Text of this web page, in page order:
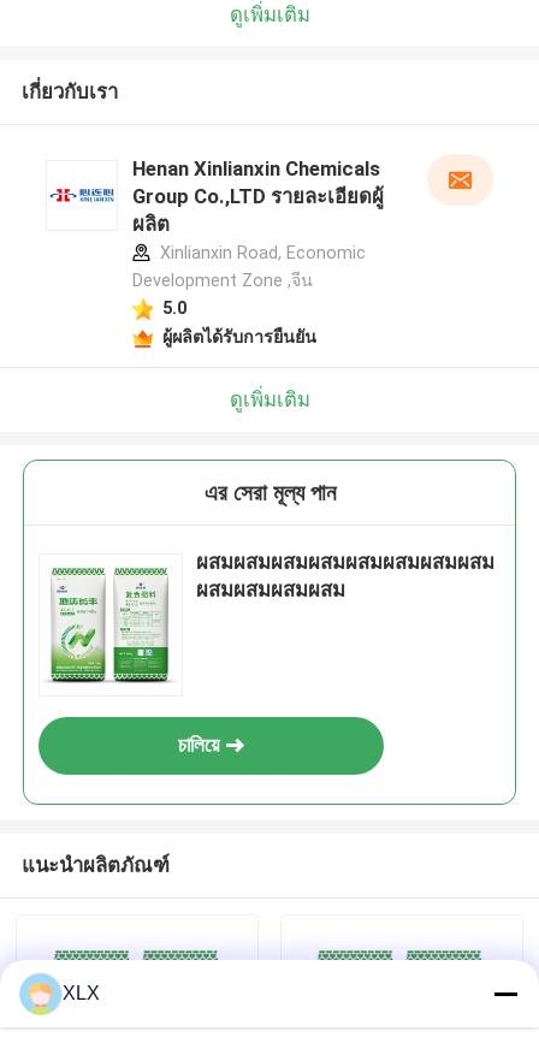
ดูเพิ่มเติม
เกี่ยวกับเรา
Henan Xinlianxin Chemicals
Group Co.,LTD รายละเอียดผู้
ผลิต
Xinlianxin Road, Economic
Development Zone ,จีน
5.0
ผู้ผลิตได้รับการยืนยัน
ดูเพิ่มเติม
এর সেরা মূল্য পান
ผสมผสมผสมผสมผสมผสมผสมผสม
ผสมผสมผสมผสม
চালিয়ে
แนะนำผลิตภัณฑ์
XLX